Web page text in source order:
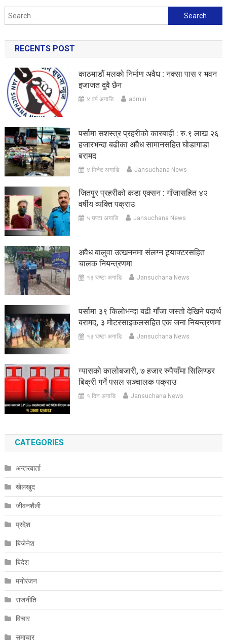
Search
for:
RECENTS POST
काठमाडौं मलको निर्माण अवैध : नक्सा पास र भवन
इजाजत दुवै छैन
४ वर्ष अगाडि admin
पर्सामा सशस्त्र प्रहरीको कारबाही : रु.९ लाख २६
हजारभन्दा बढीका अवैध सामानसहित घोडागाडा
बरामद
४ मिनेट अगाडि Jansuchana News
जितपुर प्रहरीको कडा एक्सन : गाँजासहित ४२
वर्षीय व्यक्ति पक्राउ
५ घण्टा अगाडि Jansuchana News
अवैध बालुवा उत्खननमा संलग्न ट्र्याक्टरसहित
चालक नियन्त्रणमा
१३ घण्टा अगाडि Jansuchana News
पर्सामा ३९ किलोभन्दा बढी गाँजा जस्तो देखिने पदार्थ
बरामद, ३ मोटरसाइकलसहित एक जना नियन्त्रणमा
१३ घण्टा अगाडि Jansuchana News
ग्यासको कालोबजारी, ७ हजार रुपैयाँमा सिलिण्डर
बिक्री गर्ने पसल सञ्चालक पक्राउ
१ दिन अगाडि Jansuchana News
CATEGORIES
अन्तरबार्ता
खेलखुद
जीवनशैली
प्रदेश
बिजेनेश
बिदेश
मनोरंजन
राजनीति
विचार
समाचार